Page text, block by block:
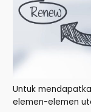
Untuk
elemen-elemen